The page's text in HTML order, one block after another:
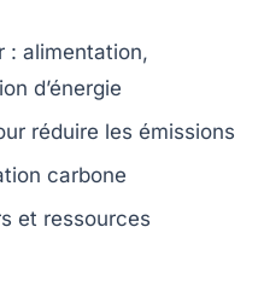
: alimentation,
d’énergie
réduire les émissions
carbone
et ressources